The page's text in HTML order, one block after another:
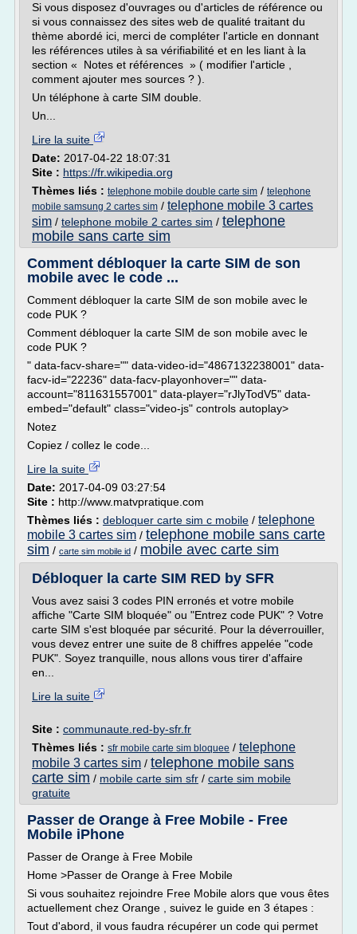
Si vous disposez d'ouvrages ou d'articles de référence ou
si vous connaissez des sites web de qualité traitant du
thème abordé ici, merci de compléter l'article en donnant
les références utiles à sa vérifiabilité et en les liant à la
section « Notes et références » ( modifier l'article ,
comment ajouter mes sources ? ).
Un téléphone à carte SIM double.
Un...
Lire la suite
Date: 2017-04-22 18:07:31
Site : https://fr.wikipedia.org
Thèmes liés : telephone mobile double carte sim / telephone
mobile samsung 2 cartes sim / telephone mobile 3 cartes
sim / telephone mobile 2 cartes sim / telephone
mobile sans carte sim
Comment débloquer la carte SIM de son
mobile avec le code ...
Comment débloquer la carte SIM de son mobile avec le
code PUK ?
Comment débloquer la carte SIM de son mobile avec le
code PUK ?
" data-facv-share="" data-video-id="4867132238001" data-
facv-id="22236" data-facv-playonhover="" data-
account="811631557001" data-player="rJlyTodV5" data-
embed="default" class="video-js" controls autoplay>
Notez
Copiez / collez le code...
Lire la suite
Date: 2017-04-09 03:27:54
Site : http://www.matvpratique.com
Thèmes liés : debloquer carte sim c mobile / telephone
mobile 3 cartes sim / telephone mobile sans carte
sim / carte sim mobile id / mobile avec carte sim
Débloquer la carte SIM RED by SFR
Vous avez saisi 3 codes PIN erronés et votre mobile
affiche "Carte SIM bloquée" ou "Entrez code PUK" ? Votre
carte SIM s'est bloquée par sécurité. Pour la déverrouiller,
vous devez entrer une suite de 8 chiffres appelée "code
PUK". Soyez tranquille, nous allons vous tirer d'affaire
en...
Lire la suite
Site : communaute.red-by-sfr.fr
Thèmes liés : sfr mobile carte sim bloquee / telephone
mobile 3 cartes sim / telephone mobile sans
carte sim / mobile carte sim sfr / carte sim mobile
gratuite
Passer de Orange à Free Mobile - Free
Mobile iPhone
Passer de Orange à Free Mobile
Home >Passer de Orange à Free Mobile
Si vous souhaitez rejoindre Free Mobile alors que vous êtes
actuellement chez Orange , suivez le guide en 3 étapes :
Tout d'abord, il vous faudra récupérer un code qui permet